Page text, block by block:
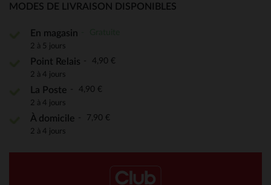
MODES DE LIVRAISON DISPONIBLES
En magasin
2 à 5 jours
Point Relais 4,90 €
2 à 4 jours
La Poste 4,90 €
2 à 4 jours
À domicile 7,90 €
2 à 4 jours